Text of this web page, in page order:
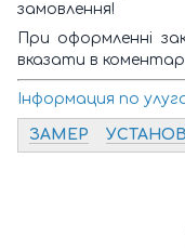
замовлення!
При оформленні
вказати в
Інформация по
ЗАМЕР